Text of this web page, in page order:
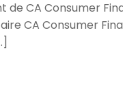
de CA Consumer
CA Consumer